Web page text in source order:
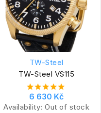
TW-Steel
TW-Steel VS115
6 630 Kč
Availability: Out of stock